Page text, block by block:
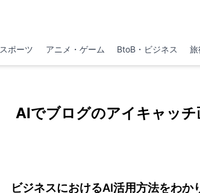
スポーツ アニメ・ゲーム BtoB・ビジネス 旅
AIでブログのアイキャッ
ビジネスにおけるAI活用方法をわか